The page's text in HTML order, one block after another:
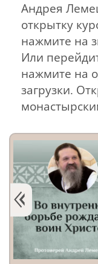
Андрея
открытку
нажмите на
Или
нажмите на
загрузки.